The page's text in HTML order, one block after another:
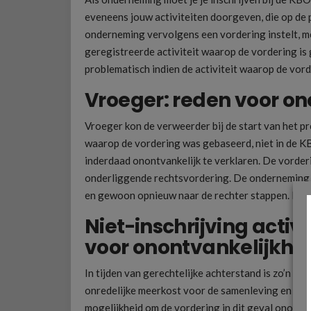
eveneens jouw activiteiten doorgeven, die op de
onderneming vervolgens een vordering instelt,
geregistreerde activiteit waarop de vordering is
problematisch indien de activiteit waarop de
Vroeger: reden voor
Vroeger kon de verweerder bij de start van het
waarop de vordering was gebaseerd, niet in de
inderdaad onontvankelijk te verklaren. De
onderliggende rechtsvordering. De
en gewoon opnieuw naar de rechter stappen.
Niet-inschrijving
voor onontvankelijkheid
In tijden van gerechtelijke achterstand is zo’n
onredelijke meerkost voor de samenleving en
mogelijkheid om de vordering in dit geval